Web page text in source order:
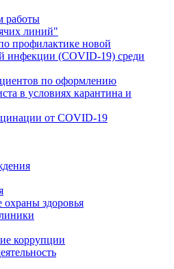
работы
линий"
профилактике новой
инфекции (COVID-19) среди
по оформлению
в условиях карантина и
от COVID-19
здоровья
коррупции